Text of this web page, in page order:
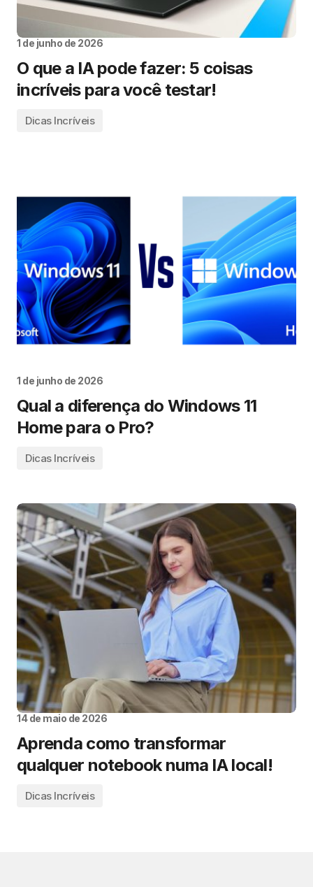
1 de junho de 2026
O que a IA pode fazer: 5 coisas
incríveis para você testar!
Dicas Incríveis
1 de junho de 2026
Qual a diferença do Windows 11
Home para o Pro?
Dicas Incríveis
14 de maio de 2026
Aprenda como transformar
qualquer notebook numa IA local!
Dicas Incríveis